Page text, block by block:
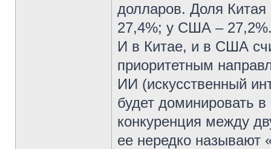
долларов. Доля
27,4%; у США –
И в Китае, и в США
приоритетным
ИИ (искусственный
будет доминировать
конкуренция между
ее нередко называют